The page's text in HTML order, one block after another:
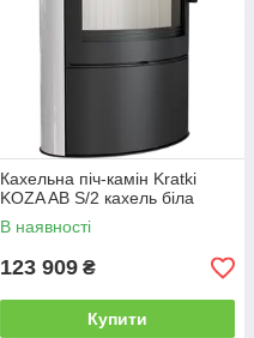
Кахельна піч-камін Kratki
KOZA AB S/2 кахель біла
В наявності
123 909 ₴
Купити